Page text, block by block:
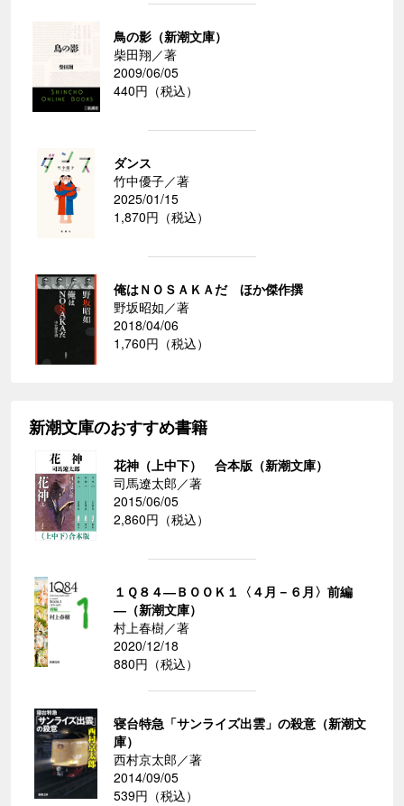
鳥の影（新潮文庫）
柴田翔／著
2009/06/05
440円（税込）
ダンス
竹中優子／著
2025/01/15
1,870円（税込）
俺はＮＯＳＡＫＡだ ほか傑作撰
野坂昭如／著
2018/04/06
1,760円（税込）
新潮文庫のおすすめ書籍
花神（上中下） 合本版（新潮文庫）
司馬遼太郎／著
2015/06/05
2,860円（税込）
１Ｑ８４―ＢＯＯＫ１〈４月－６月〉前編
―（新潮文庫）
村上春樹／著
2020/12/18
880円（税込）
寝台特急「サンライズ出雲」の殺意（新潮文
庫）
西村京太郎／著
2014/09/05
539円（税込）